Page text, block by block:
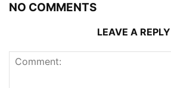
NO COMMENTS
LEAVE A REPLY